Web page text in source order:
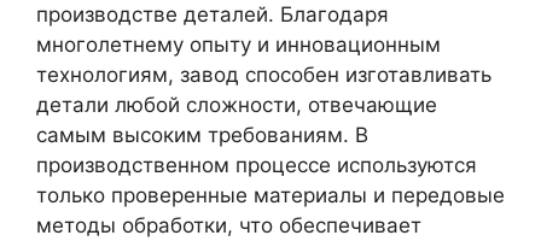
производстве деталей. Благодаря
многолетнему опыту и инновационным
технологиям, завод способен изготавливать
детали любой сложности, отвечающие
самым высоким требованиям. В
производственном процессе используются
только проверенные материалы и передовые
методы обработки, что обеспечивает